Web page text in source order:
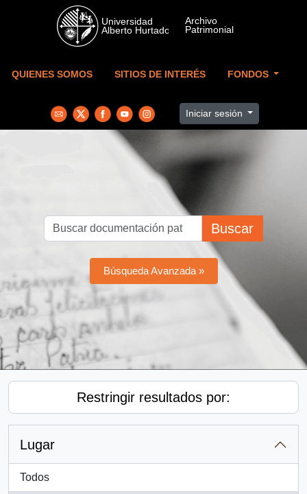
Skip to main content
QUIENES SOMOS SITIOS DE INTERÉS FONDOS
Iniciar sesión
Buscar
Búsqueda Avanzada »
Restringir resultados por:
Lugar
Todos